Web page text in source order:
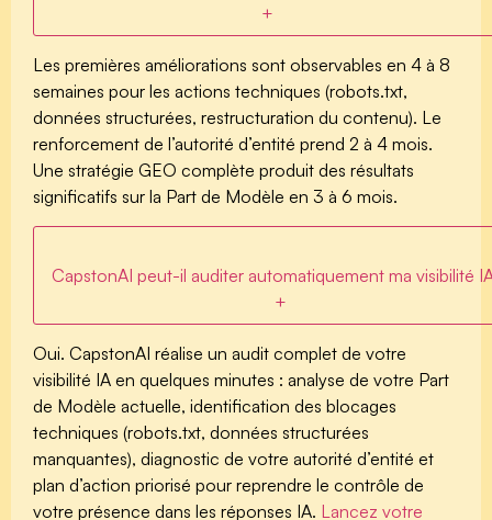
+
Les premières améliorations sont observables en 4 à 8
semaines pour les actions techniques (robots.txt,
données structurées, restructuration du contenu). Le
renforcement de l’autorité d’entité prend 2 à 4 mois.
Une stratégie GEO complète produit des résultats
significatifs sur la Part de Modèle en 3 à 6 mois.
CapstonAI peut-il auditer automatiquement ma visibilité
+
Oui. CapstonAI réalise un audit complet de votre
visibilité IA en quelques minutes : analyse de votre Part
de Modèle actuelle, identification des blocages
techniques (robots.txt, données structurées
manquantes), diagnostic de votre autorité d’entité et
plan d’action priorisé pour reprendre le contrôle de
votre présence dans les réponses IA. Lancez votre